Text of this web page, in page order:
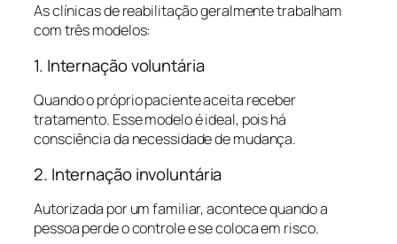
As clínicas de reabilitação geralmente trabalham
com três modelos:
1. Internação voluntária
Quando o próprio paciente aceita receber
tratamento. Esse modelo é ideal, pois há
consciência da necessidade de mudança.
2. Internação involuntária
Autorizada por um familiar, acontece quando a
pessoa perde o controle e se coloca em risco.